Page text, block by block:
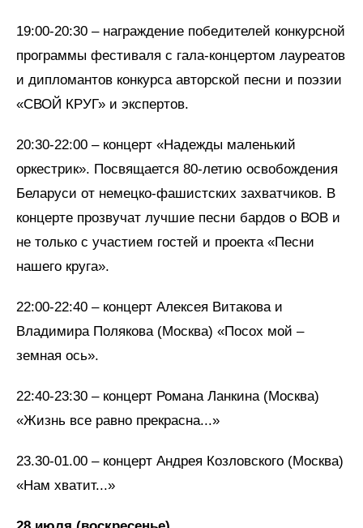
19:00-20:30 – награждение победителей конкурсной
программы фестиваля с гала-концертом лауреатов
и дипломантов конкурса авторской песни и поэзии
«СВОЙ КРУГ» и экспертов.
20:30-22:00 – концерт «Надежды маленький
оркестрик». Посвящается 80-летию освобождения
Беларуси от немецко-фашистских захватчиков. В
концерте прозвучат лучшие песни бардов о ВОВ и
не только с участием гостей и проекта «Песни
нашего круга».
22:00-22:40 – концерт Алексея Витакова и
Владимира Полякова (Москва) «Посох мой –
земная ось».
22:40-23:30 – концерт Романа Ланкина (Москва)
«Жизнь все равно прекрасна...»
23.30-01.00 – концерт Андрея Козловского (Москва)
«Нам хватит...»